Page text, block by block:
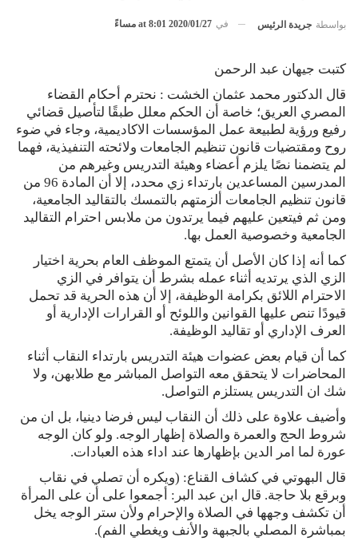
بواسطة جريدة الرئيس في 2020/01/27 at 8:01 مساءً
كتبت جيهان عبد الرحمن
قال الدكتور محمد عثمان الخشت : نحترم أحكام القضاء
المصري العريق؛ خاصة أن الحكم معلل طبقًا لتأصيل قضائي
رفيع ورؤية لطبيعة عمل المؤسسات الاكاديمية، وجاء في ضوء
روح ومقتضيات قانون تنظيم الجامعات ولائحته التنفيذية، فهما
لم يتضمنا نصًا يلزم أعضاء وهيئة التدريس وغيرهم من
المدرسين المساعدين بارتداء زي محدد، إلا أن المادة 96 من
قانون تنظيم الجامعات ألزمتهم بالتمسك بالتقاليد الجامعية،
ومن ثم فيتعين عليهم فيما يرتدون من ملابس احترام التقاليد
الجامعية وخصوصية العمل بها.
كما أنه إذا كان الأصل أن يتمتع الموظف العام بحرية اختيار
الزي الذي يرتديه أثناء عمله بشرط أن يتوافر في الزي
الاحترام اللائق بكرامة الوظيفة، إلا أن هذه الحرية قد تحمل
قيودًا تنص عليها القوانين واللوئح أو القرارات الإدارية أو
العرف الإداري أو تقاليد الوظيفة.
كما أن قيام بعض عضوات هيئة التدريس بارتداء النقاب أثناء
المحاضرات لا يتحقق معه التواصل المباشر مع طلابهن، ولا
شك ان التدريس يستلزم التواصل.
وأضيف علاوة على ذلك أن النقاب ليس فرضا دينيا، بل ان من
شروط الحج والعمرة والصلاة إظهار الوجه. ولو كان الوجه
عورة لما امر الدين بإظهارها عند اداء هذه العبادات.
قال البهوتي في كشاف القناع: (ويكره أن تصلي في نقاب
وبرقع بلا حاجة. قال ابن عبد البر: أجمعوا على أن على المرأة
أن تكشف وجهها في الصلاة والإحرام ولأن ستر الوجه يخل
بمباشرة المصلي بالجبهة والأنف ويغطي الفم).